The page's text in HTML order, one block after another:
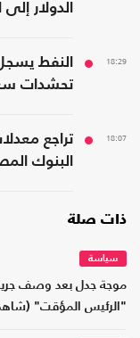
الدولار إلى
18:29
النفط
تحشدات
18:07
تراجع
البنوك
ذات صلة
سياسة
موجة جدل بعد وصف
"الرئيس المؤقت"